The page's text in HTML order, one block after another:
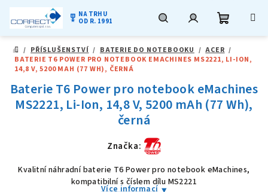
obsah
military_tech NA TRHU
OD R. 1991
DOMŮ
/ PŘÍSLUŠENSTVÍ / BATERIE DO NOTEBOOKU / ACER /
BATERIE T6 POWER PRO NOTEBOOK EMACHINES MS2221, LI-ION,
14,8 V, 5200 MAH (77 WH), ČERNÁ
Baterie T6 Power pro notebook eMachines
MS2221, Li-Ion, 14,8 V, 5200 mAh (77 Wh),
černá
Značka:
Kvalitní náhradní baterie T6 Power pro notebook eMachines,
kompatibilní s číslem dílu MS2221
Více informací